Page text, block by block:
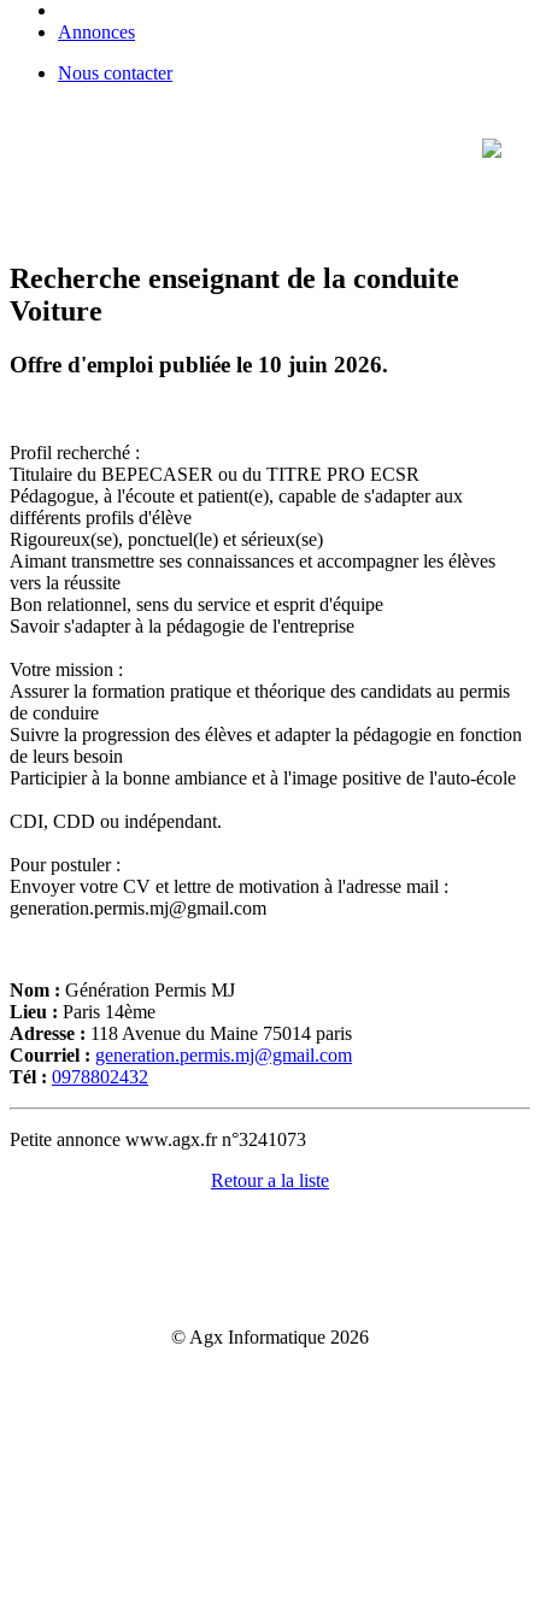
Annonces
Nous contacter
Recherche enseignant de la conduite
Voiture
Offre d'emploi publiée le 10 juin 2026.
Profil recherché :
Titulaire du BEPECASER ou du TITRE PRO ECSR
Pédagogue, à l'écoute et patient(e), capable de s'adapter aux
différents profils d'élève
Rigoureux(se), ponctuel(le) et sérieux(se)
Aimant transmettre ses connaissances et accompagner les élèves
vers la réussite
Bon relationnel, sens du service et esprit d'équipe
Savoir s'adapter à la pédagogie de l'entreprise
Votre mission :
Assurer la formation pratique et théorique des candidats au permis
de conduire
Suivre la progression des élèves et adapter la pédagogie en fonction
de leurs besoin
Participier à la bonne ambiance et à l'image positive de l'auto-école
CDI, CDD ou indépendant.
Pour postuler :
Envoyer votre CV et lettre de motivation à l'adresse mail :
generation.permis.mj@gmail.com
Nom : Génération Permis MJ
Lieu : Paris 14ème
Adresse : 118 Avenue du Maine 75014 paris
Courriel : generation.permis.mj@gmail.com
Tél : 0978802432
Petite annonce www.agx.fr n°3241073
Retour a la liste
© Agx Informatique 2026